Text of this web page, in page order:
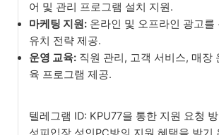
어 및 관리 프로그램 설치 지원.
마케팅 지원: 온라인 및 오프라인 광고를
유치 전략 제공.
운영 교육: 직원 관리, 고객 서비스, 매장
육 프로그램 제공.
텔레그램 ID: KPU77을 통한 지원 요청